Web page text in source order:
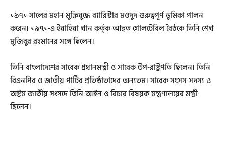
১৯৭১ সালের মহান মুক্তিযুদ্ধে ব্যারিস্টার মওদুদ গুরুত্বপূর্ণ ভূমিকা পালন
করেন। ১৯৭১-এ ইয়াহিয়া খান কর্তৃক আহুত গোলটেবিল বৈঠকে তিনি শেখ
মুজিবুর রহমানের সঙ্গে ছিলেন।
তিনি বাংলাদেশের সাবেক প্রধানমন্ত্রী ও সাবেক উপ-রাষ্ট্রপতি ছিলেন। তিনি
বিএনপির ও জাতীয় পার্টির প্রতিষ্ঠাতাদের অন্যতম। সাবেক সংসস সদস্য ও
অষ্টম জাতীয় সংসদে তিনি আইন ও বিচার বিষয়ক মন্ত্রণালয়ের মন্ত্রী
ছিলেন।